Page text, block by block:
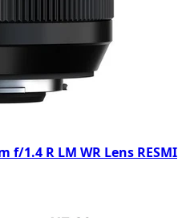
f/1.4 R LM WR Lens RESMI